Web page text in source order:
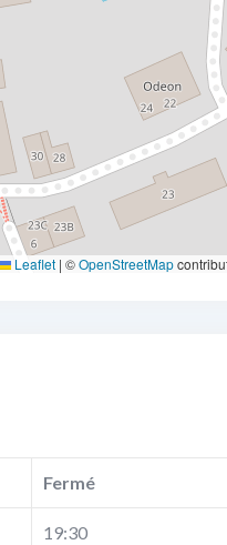
Leaflet | ©OpenStreetMap
Fermé
19:30